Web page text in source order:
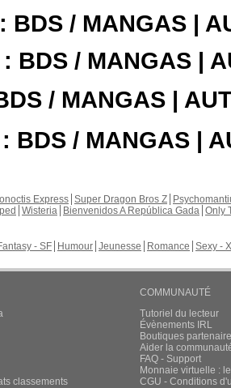
: BDS / MANGAS |
: BDS / MANGAS |
/ MANGAS |
: BDS / MANGAS |
Express Super Dragon Bros Z
Wisteria Bienvenidos A República Gada Only
- SF Humour Jeunesse Romance Sexy -
classements
COMMUNAUTÉ
Tutoriel du lecteur
Évènements IRL
Boutiques
Aider la
FAQ - Support
Monnaie virtuelle :
CGU - Conditions